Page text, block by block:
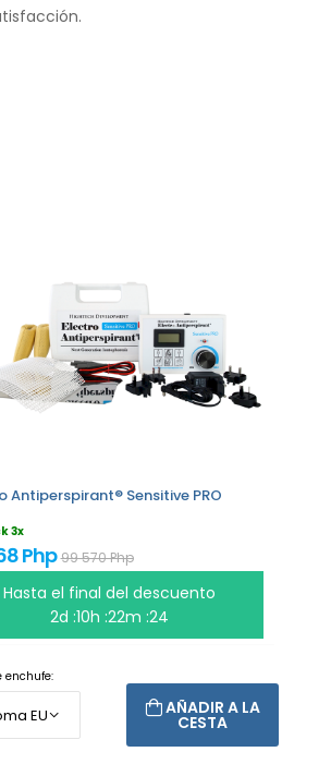
Antiperspirant® Sensitive PRO
3x
Php99 570 Php
Hasta el final del descuento
2d :10h :22m :24
enchufe:
AÑADIR A LA
CESTA